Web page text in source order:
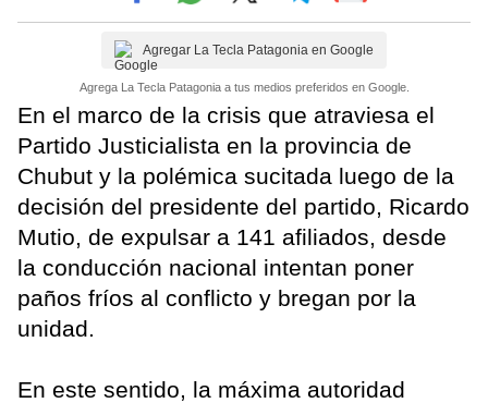
Agregar La Tecla Patagonia en Google
Agrega La Tecla Patagonia a tus medios preferidos en Google.
En el marco de la crisis que atraviesa el
Partido Justicialista en la provincia de
Chubut y la polémica sucitada luego de la
decisión del presidente del partido, Ricardo
Mutio, de expulsar a 141 afiliados, desde
la conducción nacional intentan poner
paños fríos al conflicto y bregan por la
unidad.
En este sentido, la máxima autoridad